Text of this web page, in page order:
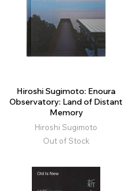
Hiroshi Sugimoto: Enoura
Observatory: Land of Distant
Memory
Hiroshi Sugimoto
Out of Stock